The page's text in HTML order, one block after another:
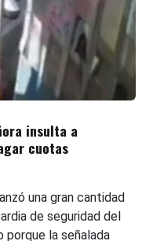
insulta a
cuotas
una gran cantidad
de seguridad del
la señalada